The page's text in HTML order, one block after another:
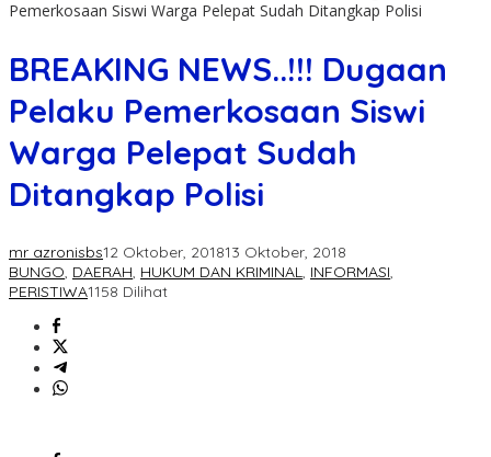
Pemerkosaan Siswi Warga Pelepat Sudah Ditangkap Polisi
BREAKING NEWS..!!! Dugaan
Pelaku Pemerkosaan Siswi
Warga Pelepat Sudah
Ditangkap Polisi
mr azronisbs12 Oktober, 201813 Oktober, 2018
BUNGO, DAERAH, HUKUM DAN KRIMINAL, INFORMASI,
PERISTIWA1158 Dilihat